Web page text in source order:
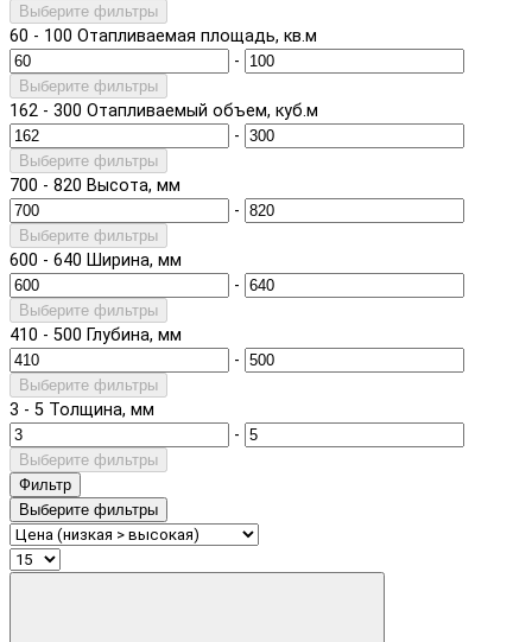
Выберите фильтры
60 - 100 Отапливаемая площадь, кв.м
-
Выберите фильтры
162 - 300 Отапливаемый объем, куб.м
-
Выберите фильтры
700 - 820 Высота, мм
-
Выберите фильтры
600 - 640 Ширина, мм
-
Выберите фильтры
410 - 500 Глубина, мм
-
Выберите фильтры
3 - 5 Толщина, мм
-
Выберите фильтры
Фильтр
Выберите фильтры